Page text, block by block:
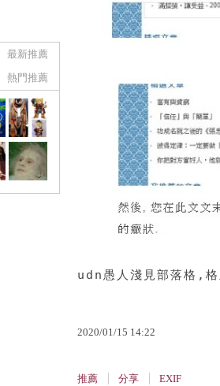
udn愚人淺見部落格,
2020/01/15 14:22
推薦 分享 EXIF
最新推薦
熱門推薦